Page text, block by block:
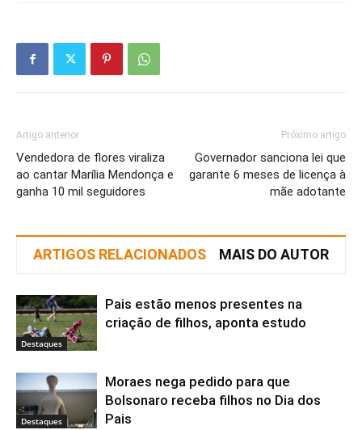
Artigo anterior
Vendedora de flores viraliza
ao cantar Marília Mendonça e
ganha 10 mil seguidores
Próximo artigo
Governador sanciona lei que
garante 6 meses de licença à
mãe adotante
ARTIGOS RELACIONADOS MAIS DO AUTOR
Destaques
Pais estão menos presentes na
criação de filhos, aponta estudo
Destaques
Moraes nega pedido para que
Bolsonaro receba filhos no Dia dos
Pais